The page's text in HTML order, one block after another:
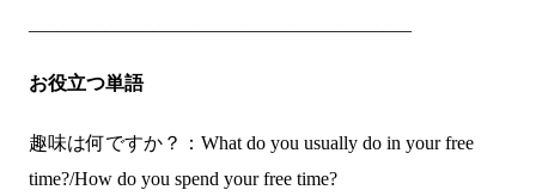
お役立つ単語
趣味は何ですか？：What do you usually do in your free
time?/How do you spend your free time?